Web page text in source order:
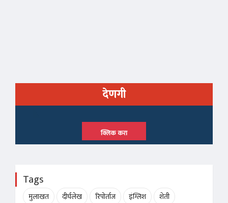
देणगी
क्लिक करा
Tags
मुलाखत दीर्घलेख रिपोर्ताज इंग्लिश
शेती